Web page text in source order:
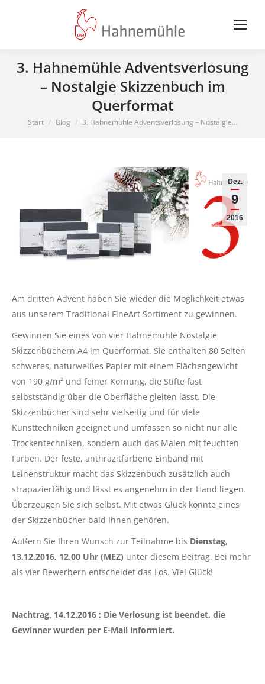
3. Hahnemühle Adventsverlosung
– Nostalgie Skizzenbuch im
Querformat
Sie befinden sich hier:
Start Blog 3. Hahnemühle Adventsverlosung – Nostalgie…
Dez.
9
2016
Am dritten Advent haben Sie wieder die Möglichkeit etwas
aus unserem Traditional FineArt Sortiment zu gewinnen.
Gewinnen Sie eines von vier Hahnemühle Nostalgie
Skizzenbüchern A4 im Querformat. Sie enthalten 80 Seiten
schweres, naturweißes Papier mit einem Flächengewicht
von 190 g/m² und feiner Körnung, die Stifte fast
selbstständig über die Oberfläche gleiten lässt. Die
Skizzenbücher sind sehr vielseitig und für viele
Kunsttechniken geeignet und umfassen so nicht nur alle
Trockentechniken, sondern auch das Malen mit feuchten
Farben. Der feste, anthrazitfarbene Einband mit
Leinenstruktur macht das Skizzenbuch zusätzlich auch
strapazierfähig und lässt es angenehm in der Hand liegen.
Überzeugen Sie sich selbst. Mit etwas Glück könnte eines
der Skizzenbücher bald Ihnen gehören.
Äußern Sie Ihren Wunsch zur Teilnahme bis Dienstag,
13.12.2016, 12.00 Uhr (MEZ) unter diesem Beitrag. Bei mehr
als vier Bewerbern entscheidet das Los. Viel Glück!
Nachtrag, 14.12.2016 : Die Verlosung ist beendet, die
Gewinner wurden per E-Mail informiert.